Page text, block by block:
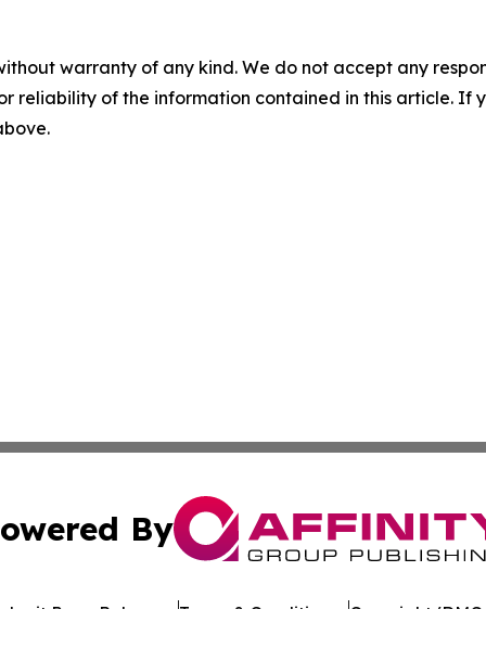
warranty of any kind. We do not accept any
reliability of the information contained in this article. If
By
Press Release Terms & Conditions Copyright/